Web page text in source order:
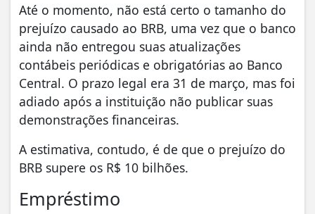
Até o momento, não está certo o tamanho do
prejuízo causado ao BRB, uma vez que o banco
ainda não entregou suas atualizações
contábeis periódicas e obrigatórias ao Banco
Central. O prazo legal era 31 de março, mas foi
adiado após a instituição não publicar suas
demonstrações financeiras.
A estimativa, contudo, é de que o prejuízo do
BRB supere os R$ 10 bilhões.
Empréstimo